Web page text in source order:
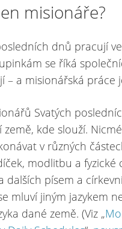
misionáře?
dnů pracují
se říká
– a misionářská práce
Svatých
kde slouží.
v různých
modlitbu a fyzické
dalších písem a
mluví jiným jazykem
dané země. (Viz „